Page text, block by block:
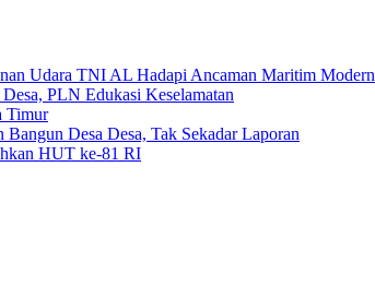
Udara TNI AL Hadapi Ancaman Maritim Modern
PLN Edukasi Keselamatan
Timur
Desa Desa, Tak Sekadar Laporan
HUT ke-81 RI